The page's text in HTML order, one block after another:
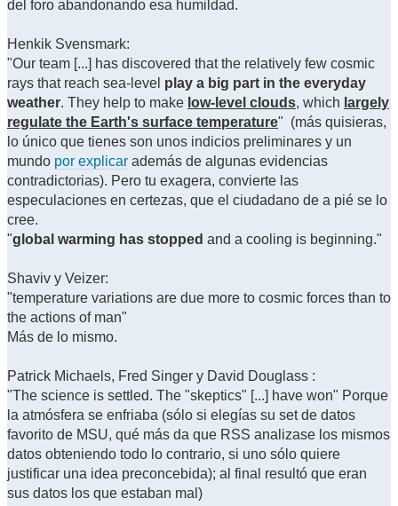
del foro abandonando esa humildad.
Henkik Svensmark:
"Our team [...] has discovered that the relatively few cosmic
rays that reach sea-level play a big part in the everyday
weather. They help to make low-level clouds, which largely
regulate the Earth's surface temperature" (más quisieras,
lo único que tienes son unos indicios preliminares y un
mundo por explicar además de algunas evidencias
contradictorias). Pero tu exagera, convierte las
especulaciones en certezas, que el ciudadano de a pié se lo
cree.
"global warming has stopped and a cooling is beginning."
Shaviv y Veizer:
"temperature variations are due more to cosmic forces than to
the actions of man"
Más de lo mismo.
Patrick Michaels, Fred Singer y David Douglass :
"The science is settled. The "skeptics" [...] have won" Porque
la atmósfera se enfriaba (sólo si elegías su set de datos
favorito de MSU, qué más da que RSS analizase los mismos
datos obteniendo todo lo contrario, si uno sólo quiere
justificar una idea preconcebida); al final resultó que eran
sus datos los que estaban mal)